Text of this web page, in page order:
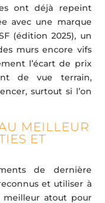
ont déjà repeint
avec une marque
(édition 2025), un
murs encore vifs
l’écart de prix
de vue terrain,
surtout si l’on
MEILLEUR
ET
de dernière
et utiliser à
meilleur atout pour